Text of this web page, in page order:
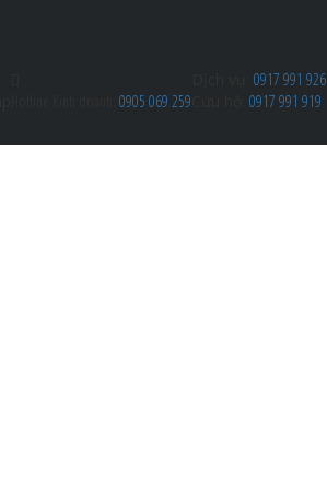
0917 991 926
0917 991 919
0905 069 259